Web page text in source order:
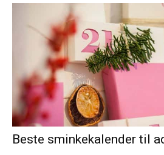
Beste sminkekalender til